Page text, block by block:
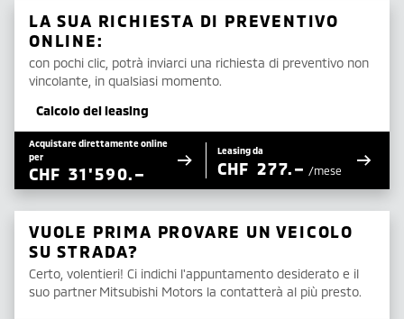
LA SUA RICHIESTA DI PREVENTIVO
ONLINE:
con pochi clic, potrà inviarci una richiesta di preventivo non
vincolante, in qualsiasi momento.
Calcolo del leasing
Acquistare direttamente online
per
CHF 31'590.–
Leasing da
CHF 277.– /mese
VUOLE PRIMA PROVARE UN VEICOLO
SU STRADA?
Certo, volentieri! Ci indichi l'appuntamento desiderato e il
suo partner Mitsubishi Motors la contatterà al più presto.